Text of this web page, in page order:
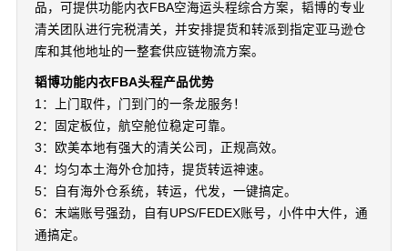
品，可提供功能内衣FBA空海运头程综合方案，韬博的专业
清关团队进行完税清关，并安排提货和转派到指定亚马逊仓
库和其他地址的一整套供应链物流方案。
韬博功能内衣FBA头程产品优势
1：上门取件，门到门的一条龙服务！
2：固定板位，航空舱位稳定可靠。
3：欧美本地有强大的清关公司，正规高效。
4：均匀本土海外仓加持，提货转运神速。
5：自有海外仓系统，转运，代发，一键搞定。
6：末端账号强劲，自有UPS/FEDEX账号，小件中大件，通
通搞定。